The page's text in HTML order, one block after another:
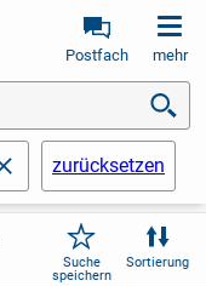
Postfach mehr
schließenzurücksetzen
Suche
speichern
Sortierung